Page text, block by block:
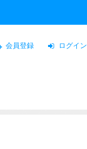
会員登録 ログイン